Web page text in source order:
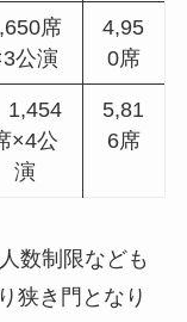
席
公演
4,95
0席
1,454
×4公
演
5,81
6席
数制限なども
狭き門となり